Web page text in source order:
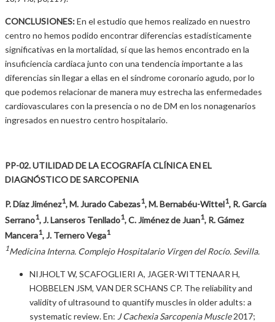
CONCLUSIONES:En el estudio que hemos realizado en nuestro
centro no hemos podido encontrar diferencias estadísticamente
significativas en la mortalidad, sí que las hemos encontrado en la
insuficiencia cardiaca junto con una tendencia importante a las
diferencias sin llegar a ellas en el síndrome coronario agudo, por lo
que podemos relacionar de manera muy estrecha las enfermedades
cardiovasculares con la presencia o no de DM en los nonagenarios
ingresados en nuestro centro hospitalario.
PP-02. UTILIDAD DE LA ECOGRAFÍA CLÍNICA EN EL
DIAGNÓSTICO DE SARCOPENIA
P. Díaz Jiménez1, M. Jurado Cabezas1, M. Bernabéu-Wittel1, R. García
Serrano1, J. Lanseros Tenllado1, C. Jiménez de Juan1, R. Gámez
Mancera1, J. Ternero Vega1
1Medicina Interna. Complejo Hospitalario Virgen del Rocío. Sevilla.
NIJHOLT W, SCAFOGLIERI A, JAGER-WITTENAAR H,
HOBBELEN JSM, VAN DER SCHANS CP. The reliability and
validity of ultrasound to quantify muscles in older adults: a
systematic review. En: J Cachexia Sarcopenia Muscle2017;